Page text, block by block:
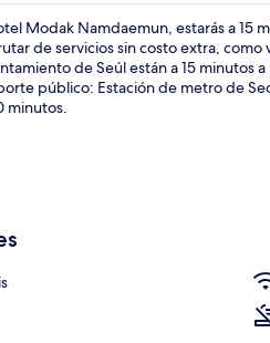
Modak Namdaemun, estarás a 15
de servicios sin costo extra,
de Seúl están a 15 minutos
público: Estación de metro de
minutos.